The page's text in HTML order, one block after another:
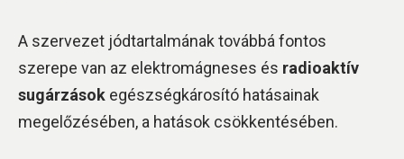
A szervezet jódtartalmának továbbá fontos
szerepe van az elektromágneses és radioaktív
sugárzások egészségkárosító hatásainak
megelőzésében, a hatások csökkentésében.